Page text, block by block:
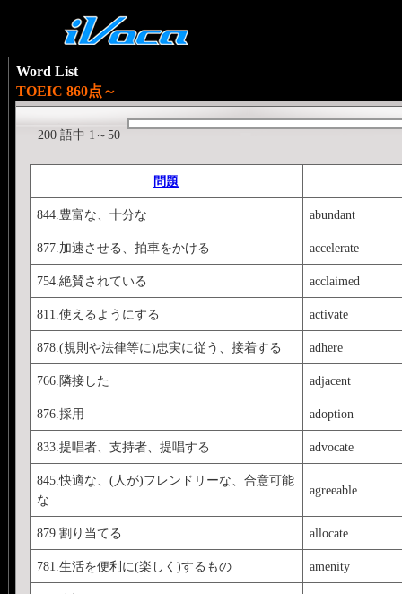
Word List
TOEIC 860点～
200 語中 1～50
問題
844.豊富な、十分な abundant
877.加速させる、拍車をかける accelerate
754.絶賛されている acclaimed
811.使えるようにする activate
878.(規則や法律等に)忠実に従う、接着する adhere
766.隣接した adjacent
876.採用 adoption
833.提唱者、支持者、提唱する advocate
845.快適な、(人が)フレンドリーな、合意可能
な
agreeable
879.割り当てる allocate
781.生活を便利に(楽しく)するもの amenity